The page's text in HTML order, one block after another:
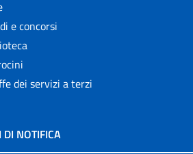
e concorsi
dei servizi a terzi
DI NOTIFICA